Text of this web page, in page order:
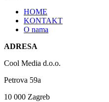
HOME
KONTAKT
O nama
ADRESA
Cool Media d.o.o.
Petrova 59a
10 000 Zagreb